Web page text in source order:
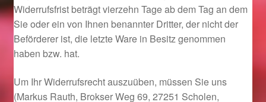
Geschenkideen für Weihnachten 2022
Geschenkideen für Weihnachten 2023
Geschenkideen für Weihnachten 2024
Widerrufsfrist beträgt vierzehn Tage ab dem Tag an dem
Sie oder ein von Ihnen benannter Dritter, der nicht der
Beförderer ist, die letzte Ware in Besitz genommen
haben bzw. hat.
Um Ihr Widerrufsrecht auszuüben, müssen Sie uns
(Markus Rauth, Brokser Weg 69, 27251 Scholen,